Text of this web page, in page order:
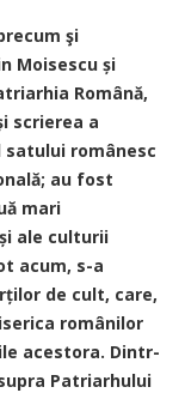
şi
Moisescu și
Română,
scrierea a
satului românesc
au fost
mari
ale culturii
acum, s-a
de cult, care,
românilor
acestora. Dintr-
Patriarhului